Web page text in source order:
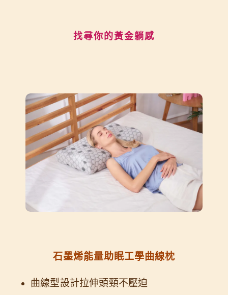
找尋你的黃金躺感
石墨烯能量助眠工學曲線枕
曲線型設計拉伸頭頸不壓迫